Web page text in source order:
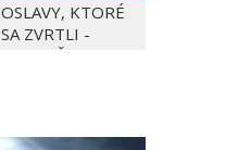
OSLAVY, KTORÉ
SA ZVRTLI -
NAJLEPŠIE